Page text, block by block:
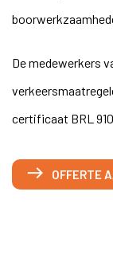
De medewerkers
certificaat BRL
OFFERTE